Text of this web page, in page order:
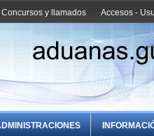
Accesos -
Concursos y llamados